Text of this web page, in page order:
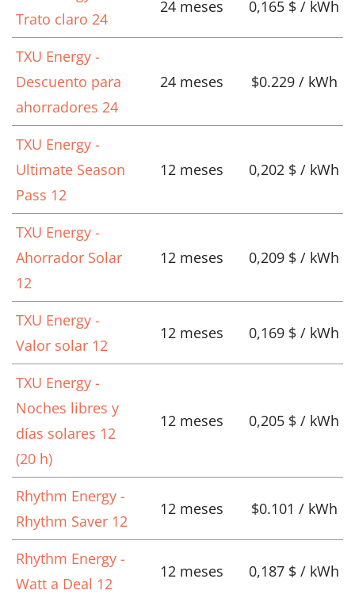
Trato claro 24
24 meses 0,165 $ / kWh
TXU Energy -
Descuento para
ahorradores 24
24 meses $0.229 / kWh
TXU Energy -
Ultimate Season
Pass 12
12 meses 0,202 $ / kWh
TXU Energy -
Ahorrador Solar
12
12 meses 0,209 $ / kWh
TXU Energy -
Valor solar 12
12 meses 0,169 $ / kWh
TXU Energy -
Noches libres y
días solares 12
(20 h)
12 meses 0,205 $ / kWh
Rhythm Energy -
Rhythm Saver 12
12 meses $0.101 / kWh
Rhythm Energy -
Watt a Deal 12
12 meses 0,187 $ / kWh